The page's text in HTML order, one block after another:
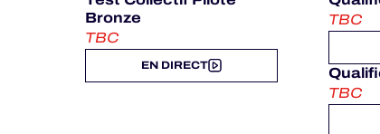
Bronze
TBC
EN DIRECT
TBC
TBC